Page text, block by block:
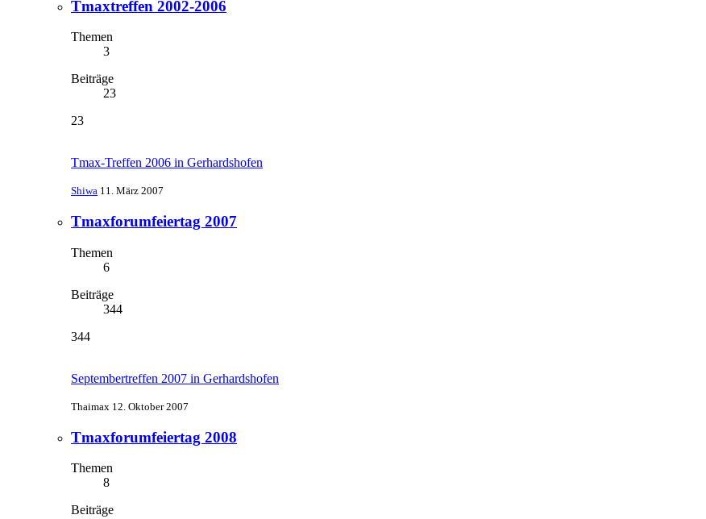
Tmaxtreffen 2002-2006
Themen
3
Beiträge
23
23
Tmax-Treffen 2006 in Gerhardshofen
Shiwa 11. März 2007
Tmaxforumfeiertag 2007
Themen
6
Beiträge
344
344
Septembertreffen 2007 in Gerhardshofen
Thaimax 12. Oktober 2007
Tmaxforumfeiertag 2008
Themen
8
Beiträge